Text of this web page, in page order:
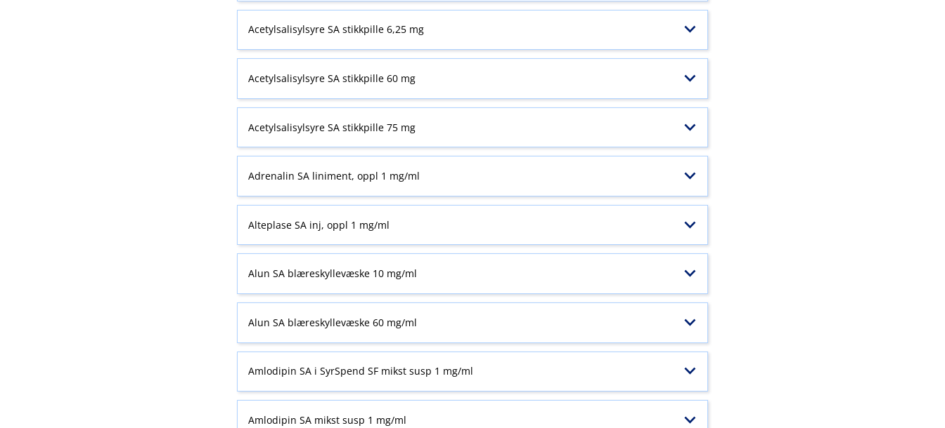
Acetylsalisylsyre SA stikkpille 6,25 mg
Acetylsalisylsyre SA stikkpille 60 mg
Acetylsalisylsyre SA stikkpille 75 mg
Adrenalin SA liniment, oppl 1 mg/ml
Alteplase SA inj, oppl 1 mg/ml
Alun SA blæreskyllevæske 10 mg/ml
Alun SA blæreskyllevæske 60 mg/ml
Amlodipin SA i SyrSpend SF mikst susp 1 mg/ml
Amlodipin SA mikst susp 1 mg/ml